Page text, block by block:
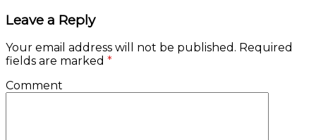
Leave a Reply
Your email address will not be published. Required
fields are marked *
Comment